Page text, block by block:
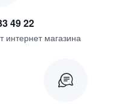
49 22
магазина